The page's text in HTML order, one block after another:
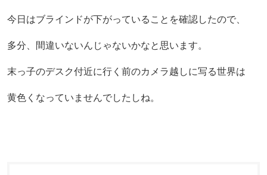
今日はブラインドが下がっていることを確認したので、
多分、間違いないんじゃないかなと思います。
末っ子のデスク付近に行く前のカメラ越しに写る世界は
黄色くなっていませんでしたしね。